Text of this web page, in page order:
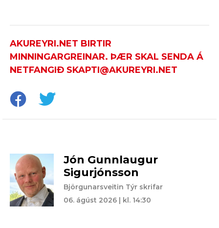
AKUREYRI.NET BIRTIR
MINNINGARGREINAR. ÞÆR SKAL SENDA Á
NETFANGIÐ SKAPTI@AKUREYRI.NET
Jón Gunnlaugur
Sigurjónsson
Björgunarsveitin Týr skrifar
06. ágúst 2026 | kl. 14:30